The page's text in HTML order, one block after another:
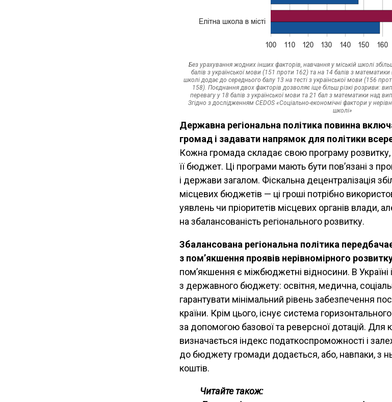
Без урахування жодних інших факторів, навчання у міській школі
балів з української мови (151 проти 162) та на 14 балів з
школі додає до середнього балу 13 на тесті з української мови (156
158). Поєднання двох факторів дозволяє іще більш різкі розриви:
перевагу у 18 балів з української мови та 21 бал з математики над
Згідно з дослідженням CEDOS «Соціально-економічні фактори у
школі»
Державна регіональна політика повинна
громад і задавати напрямок для політики
Кожна громада складає свою програму розвитку,
її бюджет. Ці програми мають бути пов’язані з
і держави загалом. Фіскальна децентралізація
місцевих бюджетів — ці гроші потрібно
уявлень чи пріоритетів місцевих органів влади,
на збалансованість регіонального розвитку.
Збалансована регіональна політика
з пом’якшення проявів нерівномірного
пом’якшення є міжбюджетні відносини. В Україні
з державного бюджету: освітня, медична,
гарантувати мінімальний рівень забезпечення
країни. Крім цього, існує система
за допомогою базової та реверсної дотацій. Для
визначається індекс податкоспроможності і
до бюджету громади додається, або, навпаки, з
коштів.
Читайте також: